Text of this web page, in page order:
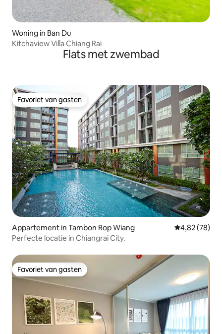
Woning in Ban Du
Kitchaview Villa Chiang Rai
Flats met zwembad
Favoriet van gasten
Favoriet van gasten
Appartement in Tambon Rop Wiang Gemiddelde
4,82 (78)
Perfecte locatie in Chiangrai City.
Favoriet van gasten
Favoriet van gasten